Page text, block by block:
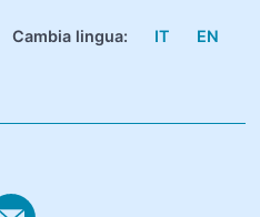
Cambia lingua: IT EN